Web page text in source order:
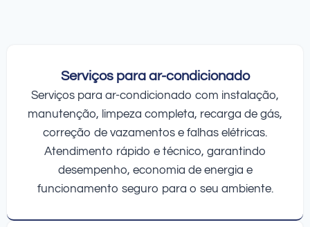
Serviços para ar-condicionado
Serviços para ar-condicionado com instalação,
manutenção, limpeza completa, recarga de gás,
correção de vazamentos e falhas elétricas.
Atendimento rápido e técnico, garantindo
desempenho, economia de energia e
funcionamento seguro para o seu ambiente.